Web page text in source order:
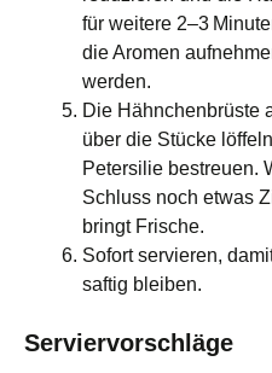
für weitere 2–3
die Aromen
werden.
Die Hähnchenbrüste
über die Stücke
Petersilie bestreuen.
Schluss noch etwas
bringt Frische.
Sofort servieren,
saftig bleiben.
Serviervorschläge